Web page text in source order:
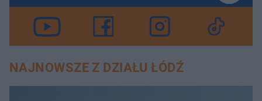
NAJNOWSZE Z DZIAŁU ŁÓDŹ